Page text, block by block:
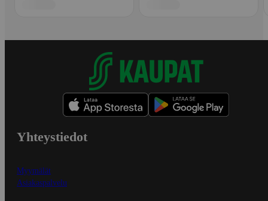
Yhteystiedot
Myymälät
Asiakaspalvelu